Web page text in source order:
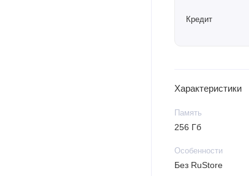
Кредит
Характеристики
Память
256 Гб
Особенности
Без RuStore